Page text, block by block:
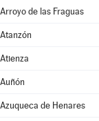
Arroyo de las Fraguas
Atanzón
Atienza
Auñón
Azuqueca de Henares